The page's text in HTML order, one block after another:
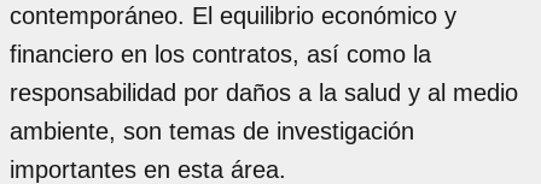
contemporáneo. El equilibrio económico y
financiero en los contratos, así como la
responsabilidad por daños a la salud y al medio
ambiente, son temas de investigación
importantes en esta área.